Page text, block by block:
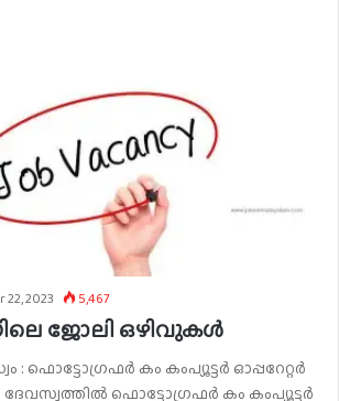
2023 5,467
ജോലി ഒഴിവുകൾ
ഫൊട്ടോഗ്രഫർ കം കംപ്യൂട്ടർ ഓപ്പറേറ്റർ
ഫൊട്ടോഗ്രഫർ കം കംപ്യൂട്ടർ